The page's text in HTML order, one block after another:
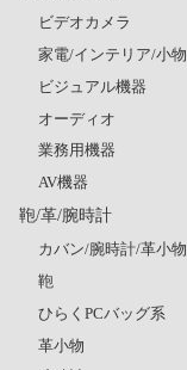
ビデオカメラ
家電/インテリア/小物
ビジュアル機器
オーディオ
業務用機器
AV機器
鞄/革/腕時計
カバン/腕時計/革小物
鞄
ひらくPCバッグ系
革小物